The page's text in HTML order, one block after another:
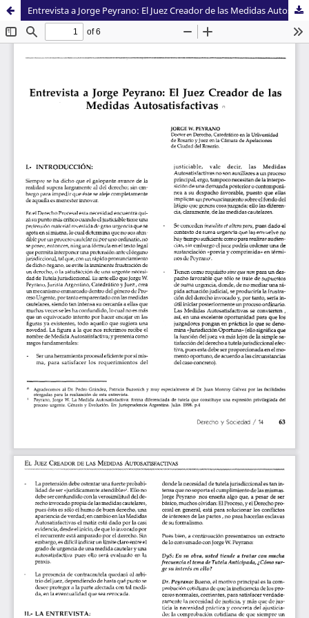
Entrevista a Jorge Peyrano: El Juez Creador de las Medidas Autosatisfactivas